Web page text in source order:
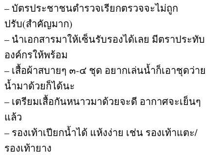
– บัตรประชาชนตำรวจเรียกตรวจจะไม่ถูก
ปรับ(สำคัญมาก)
– นำเอกสารมาให้เซ็นรับรองได้เลย มีตราประทับ
องค์กรให้พร้อม
– เสื้อผ้าสบายๆ ๓-๔ ชุด อยากเล่นน้ำก็เอาชุดว่าย
น้ำมาด้วยก็ได้นะ
– เตรียมเสื้อกันหนาวมาด้วยจะดี อากาศจะเย็นๆ
แล้ว
– รองเท้าเปียกน้ำได้ แห้งง่าย เช่น รองเท้าแตะ/
รองเท้ายาง